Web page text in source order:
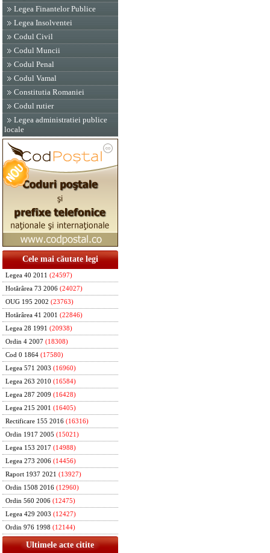
Legea Finantelor Publice
Legea Insolventei
Codul Civil
Codul Muncii
Codul Penal
Codul Vamal
Constitutia Romaniei
Codul rutier
Legea administratiei publice
locale
Cele mai căutate legi
Legea 40 2011 (24597)
Hotărârea 73 2006 (24027)
OUG 195 2002 (23763)
Hotărârea 41 2001 (22846)
Legea 28 1991 (20938)
Ordin 4 2007 (18308)
Cod 0 1864 (17580)
Legea 571 2003 (16960)
Legea 263 2010 (16584)
Legea 287 2009 (16428)
Legea 215 2001 (16405)
Rectificare 155 2016 (16316)
Ordin 1917 2005 (15021)
Legea 153 2017 (14988)
Legea 273 2006 (14456)
Raport 1937 2021 (13927)
Ordin 1508 2016 (12960)
Ordin 560 2006 (12475)
Legea 429 2003 (12427)
Ordin 976 1998 (12144)
Ultimele acte citite